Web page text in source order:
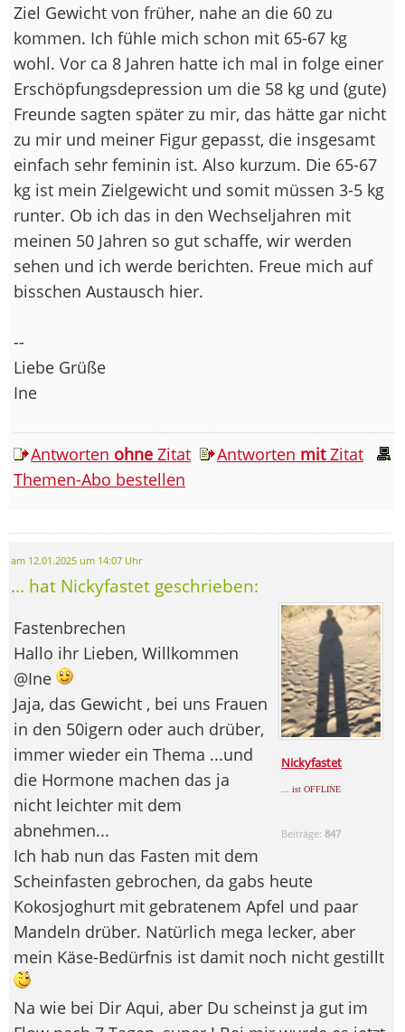
Ziel Gewicht von früher, nahe an die 60 zu
kommen. Ich fühle mich schon mit 65-67 kg
wohl. Vor ca 8 Jahren hatte ich mal in folge einer
Erschöpfungsdepression um die 58 kg und (gute)
Freunde sagten später zu mir, das hätte gar nicht
zu mir und meiner Figur gepasst, die insgesamt
einfach sehr feminin ist. Also kurzum. Die 65-67
kg ist mein Zielgewicht und somit müssen 3-5 kg
runter. Ob ich das in den Wechseljahren mit
meinen 50 Jahren so gut schaffe, wir werden
sehen und ich werde berichten. Freue mich auf
bisschen Austausch hier.
--
Liebe Grüße
Ine
Antworten ohne Zitat Antworten mitZitat
Themen-Abo bestellen
am 12.01.2025 um 14:07 Uhr
... hat Nickyfastet geschrieben:
Nickyfastet
... ist OFFLINE
Beiträge:847
Fastenbrechen
Hallo ihr Lieben, Willkommen
@Ine
Jaja, das Gewicht , bei uns Frauen
in den 50igern oder auch drüber,
immer wieder ein Thema ...und
die Hormone machen das ja
nicht leichter mit dem
abnehmen...
Ich hab nun das Fasten mit dem
Scheinfasten gebrochen, da gabs heute
Kokosjoghurt mit gebratenem Apfel und paar
Mandeln drüber. Natürlich mega lecker, aber
mein Käse-Bedürfnis ist damit noch nicht gestillt
Na wie bei Dir Aqui, aber Du scheinst ja gut im